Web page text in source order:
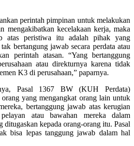
perintah pimpinan untuk melakukan
mengakibatkan kecelakaan kerja, maka
atas peristiwa itu adalah pihak yang
bertangung jawab secara perdata atau
perintah atasan. “Yang bertanggung
atau direkturnya karena tidak
K3 di perusahaan,” paparnya.
Pasal 1367 BW (KUH Perdata)
yang mengangkat orang lain untuk
bertanggung jawab atas kerugian
atau bawahan mereka dalam
ditugaskan kepada orang-orang itu. Pasal
bisa lepas tanggung jawab dalam hal